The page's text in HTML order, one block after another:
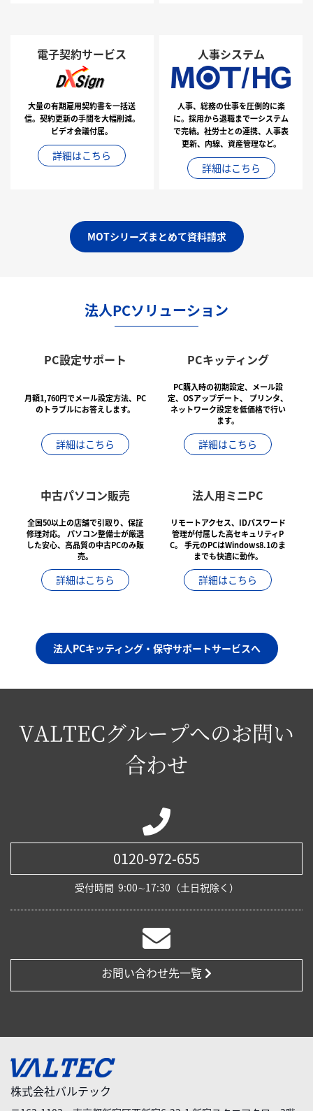
電子契約サービス
大量の有期雇用契約書を一括送
信。契約更新の手間を大幅削減。
ビデオ会議付属。
詳細はこちら
人事システム
人事、総務の仕事を圧倒的に楽
に。採用から退職まで一システム
で完結。社労士との連携、人事表
更新、内線、資産管理など。
詳細はこちら
MOTシリーズまとめて資料請求
法人PCソリューション
PC設定サポート
月額1,760円でメール設定方法、PC
のトラブルにお答えします。
詳細はこちら
PCキッティング
PC購入時の初期設定、メール設
定、OSアップデート、
プリンタ、
ネットワーク設定を低価格で行い
ます。
詳細はこちら
中古パソコン販売
全国50以上の店舗で引取り、保証
修理対応。 パソコン整備士が厳選
した安心、高品質の中古PCのみ販
売。
詳細はこちら
法人用ミニPC
リモートアクセス、IDパスワード
管理が付属した高セキュリティP
C。 手元のPCはWindows8.1のま
までも快適に動作。
詳細はこちら
法人PCキッティング・保守サポートサービスへ
VALTECグループへのお問い
合わせ
0120-972-655
受付時間 9:00∼17:30（土日祝除く）
お問い合わせ先一覧
株式会社バルテック